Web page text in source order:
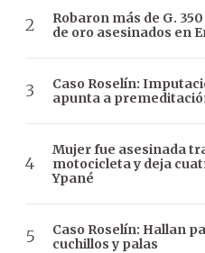
Robaron más de G.
de oro asesinados en
Caso Roselín:
apunta a
Mujer fue asesinada
motocicleta y deja
Ypané
Caso Roselín: Hallan
cuchillos y palas